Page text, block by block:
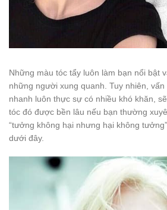
Những màu tóc tẩy luôn làm bạn nổi bật
những người xung quanh. Tuy nhiên,
nhanh luôn thực sự có nhiều khó khăn,
tóc đó được bền lâu nếu bạn thường
“tưởng không hại nhưng hại không
dưới đây.